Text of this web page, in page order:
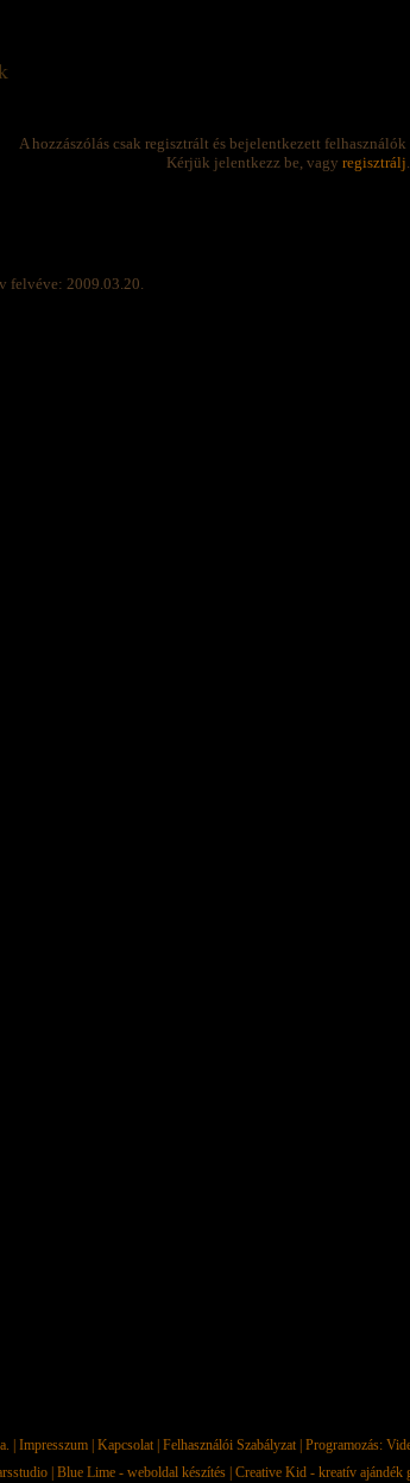
A hozzászólás csak regisztrált és bejelentkezett felhasználók
Kérjük jelentkezz be, vagy regisztrálj.
felvéve: 2009.03.20.
| Impresszum| Kapcsolat| Felhasználói Szabályzat| Programozás:
| Blue Lime - weboldal készítés| Creative Kid - kreatív ajándék